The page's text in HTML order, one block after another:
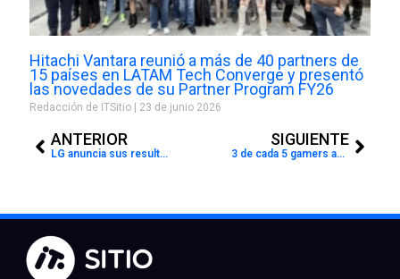
Hitachi Vantara reunió a más de 40 partners de
15 países en LATAM Tech Converge y presentó
las novedades de su Partner Program FY26
Redacción de ITSitio 23 de junio 2026
ANTERIOR
LG anuncia sus resultados financieros del segundo trimestre del 2023
SIGUIENTE
3 de cada 5 gamers admiten que sus cuentas no están bien protegidas